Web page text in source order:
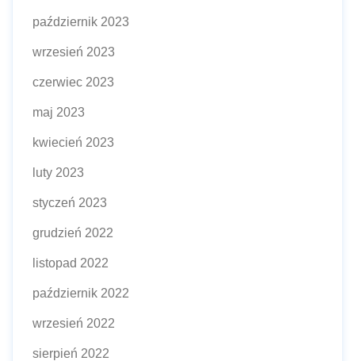
październik 2023
wrzesień 2023
czerwiec 2023
maj 2023
kwiecień 2023
luty 2023
styczeń 2023
grudzień 2022
listopad 2022
październik 2022
wrzesień 2022
sierpień 2022